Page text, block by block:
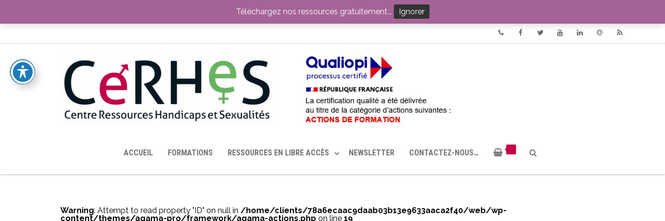
TOUTES LES RESSOURCES MISES À DISPOSITION PAR LE CERHES® FRANCE OUTILS EN SANTÉ SEXUELLE
ACCUEIL FORMATIONS RESSOURCES EN LIBRE ACCÈS NEWSLETTER CONTACTEZ-NOUS…
Warning: Attempt to read property "ID" on null in /home/clients/78a6ecaac9daab03b13e9633aaca2f40/web/wp-
content/themes/agama-pro/framework/agama-actions.php on line 19
Téléchargez nos ressources gratuitement... Ignorer